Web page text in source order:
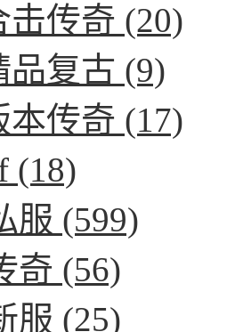
击传奇 (20)
品复古 (9)
本传奇 (17)
(18)
服 (599)
奇 (56)
服 (25)